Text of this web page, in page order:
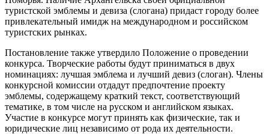
туристской эмблемы и девиза (слогана) придаст городу более
привлекательный имидж на международном и российском
туристских рынках.
Постановление также утвердило Положение о проведении
конкурса. Творческие работы будут приниматься в двух
номинациях: лучшая эмблема и лучший девиз (слоган). Члены
конкурсной комиссии отдадут предпочтение проекту
эмблемы, содержащему краткий текст, соответствующий
тематике, в том числе на русском и английском языках.
Участие в конкурсе могут принять как физические, так и
юридические лиц независимо от рода их деятельности.